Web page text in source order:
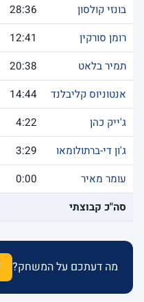
בונזי קולסון
28:36
רומן סורקין
12:41
תמיר בלאט
20:38
אנטוניוס קליבלנד
14:44
ג'ייק כהן
4:22
ג'ון די-ברתולומאו
3:29
עומר מאיר
0:00
סה"כ קבוצתי
מה דעתכם על המשחק?